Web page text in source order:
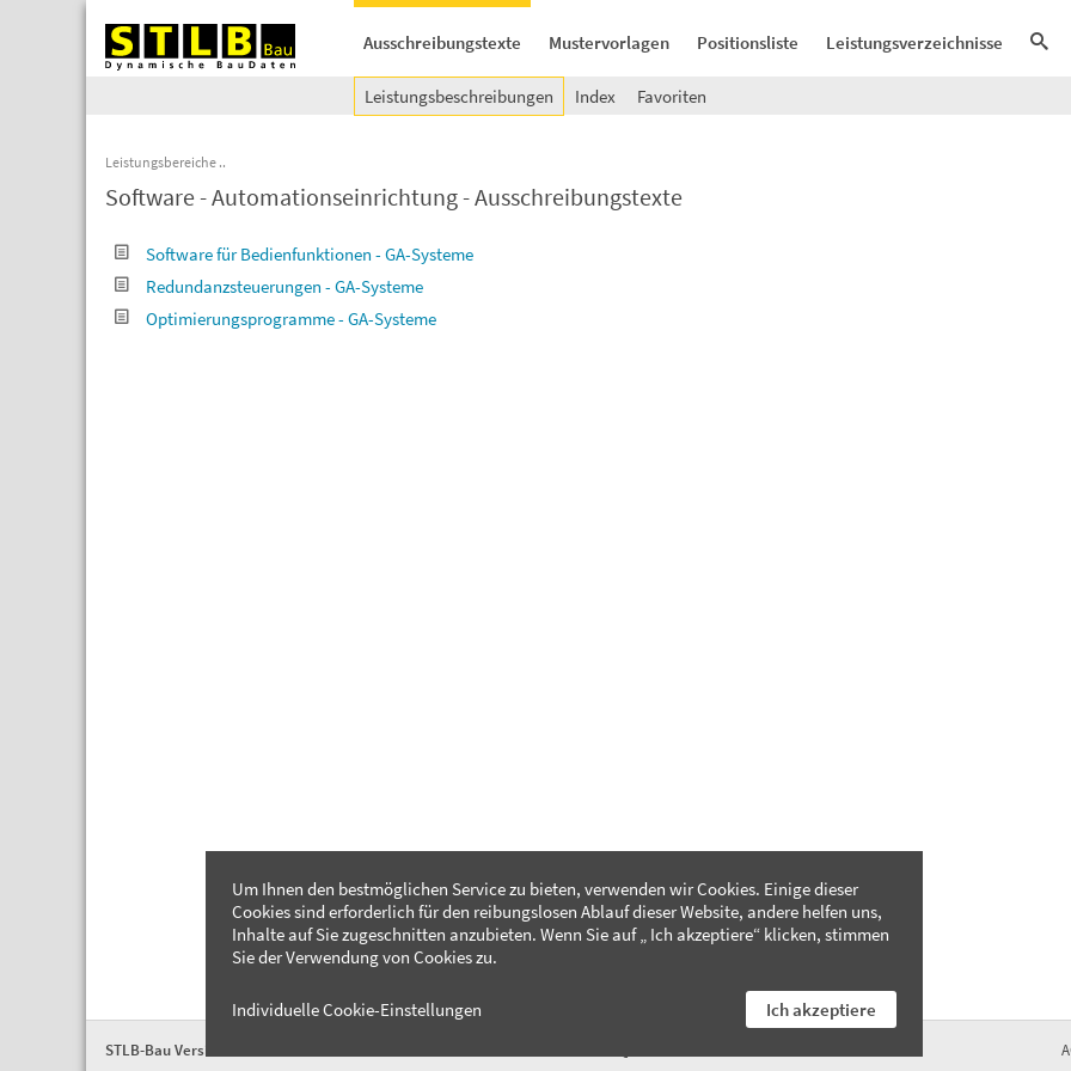
Ausschreibungstexte Mustervorlagen Positionsliste Leistungsverzeichnisse
Leistungsbeschreibungen Index Favoriten
Leistungsbereiche
Software - Automationseinrichtung - Ausschreibungstexte
Software für Bedienfunktionen - GA-Systeme
Redundanzsteuerungen - GA-Systeme
Optimierungsprogramme - GA-Systeme
STLB-Bau Version 2026-04
Um Ihnen den bestmöglichen Service zu bieten, verwenden wir Cookies. Einige dieser
Cookies sind erforderlich für den reibungslosen Ablauf dieser Website, andere helfen uns,
Inhalte auf Sie zugeschnitten anzubieten. Wenn Sie auf „ Ich akzeptiere“ klicken, stimmen
Sie der Verwendung von Cookies zu.
Individuelle Cookie-Einstellungen Ich akzeptiere